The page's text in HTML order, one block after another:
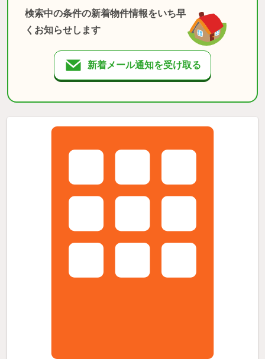
検索中の条件の新着物件情報をいち早
くお知らせします
新着メール通知を受け取る